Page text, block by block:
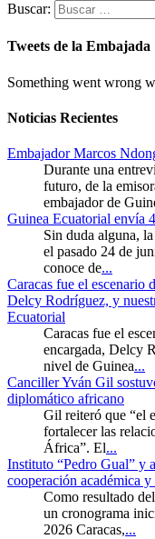
Buscar:
Tweets de la Embajada
Something went wrong
Noticias Recientes
Embajador Marcos
Durante una
futuro, de la
embajador de
Guinea Ecuatorial envía
Sin duda alguna,
el pasado 24 de
conoce de...
Caracas fue el escenario
Delcy Rodríguez, y
Ecuatorial
Caracas fue el
encargada, Delcy
nivel de Guinea...
Canciller Yván Gil
diplomático africano
Gil reiteró que “el
fortalecer las
África”. El...
Instituto “Pedro Gual” y
cooperación académica
Como resultado
un cronograma
2026 Caracas,...